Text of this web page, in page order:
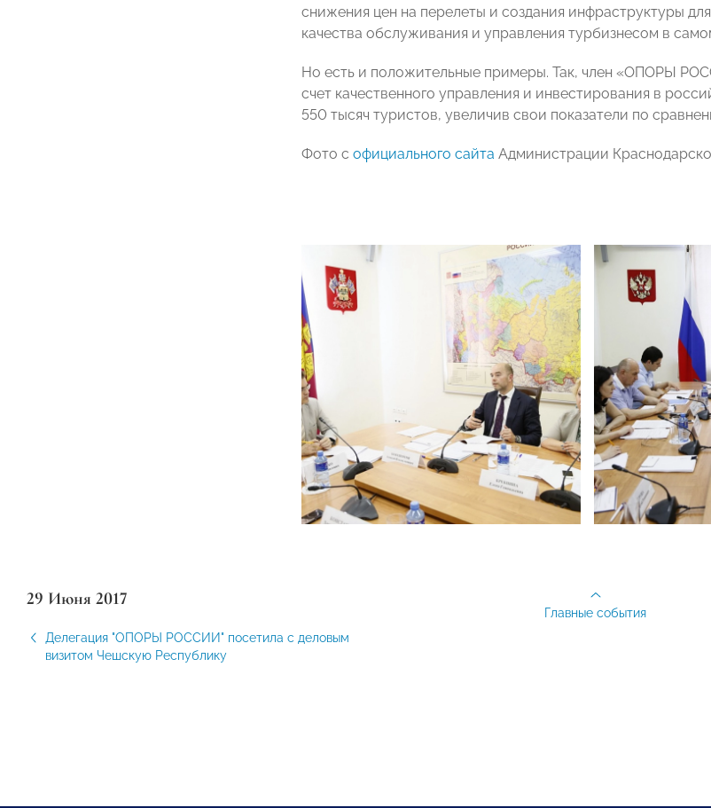
снижения цен на перелеты и создания инфраструктуры
качества обслуживания и управления турбизнесом в
Но есть и положительные примеры. Так, член «ОПОРЫ
счет качественного управления и инвестирования в
550 тысяч туристов, увеличив свои показатели по
Фото с официального сайта Администрации
29 Июня 2017
Делегация "ОПОРЫ РОССИИ" посетила с деловым
визитом Чешскую Республику
Главные события